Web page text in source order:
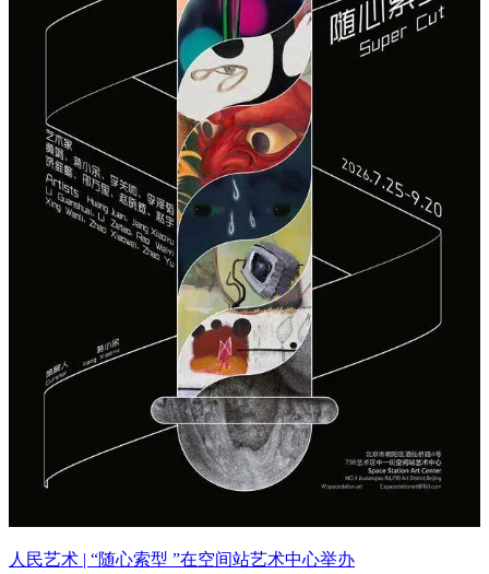
人民艺术 | “随心索型 ”在空间站艺术中心举办